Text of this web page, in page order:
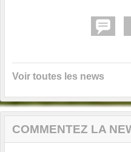
Voir toutes les news
COMMENTEZ LA